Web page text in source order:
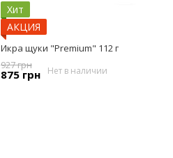
Хит
АКЦИЯ
Икра щуки "Premium" 112 г
927 грн
875 грн Нет в наличии